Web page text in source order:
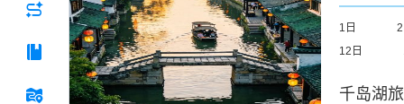
1日
12日
千岛湖